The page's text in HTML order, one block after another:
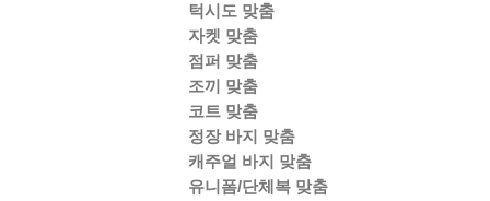
턱시도 맞춤
자켓 맞춤
점퍼 맞춤
조끼 맞춤
코트 맞춤
정장 바지 맞춤
캐주얼 바지 맞춤
유니폼/단체복 맞춤